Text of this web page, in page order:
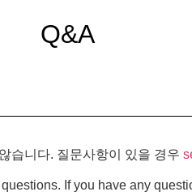
Q&A
습니다. 질문사항이 있을 경우
If you have any